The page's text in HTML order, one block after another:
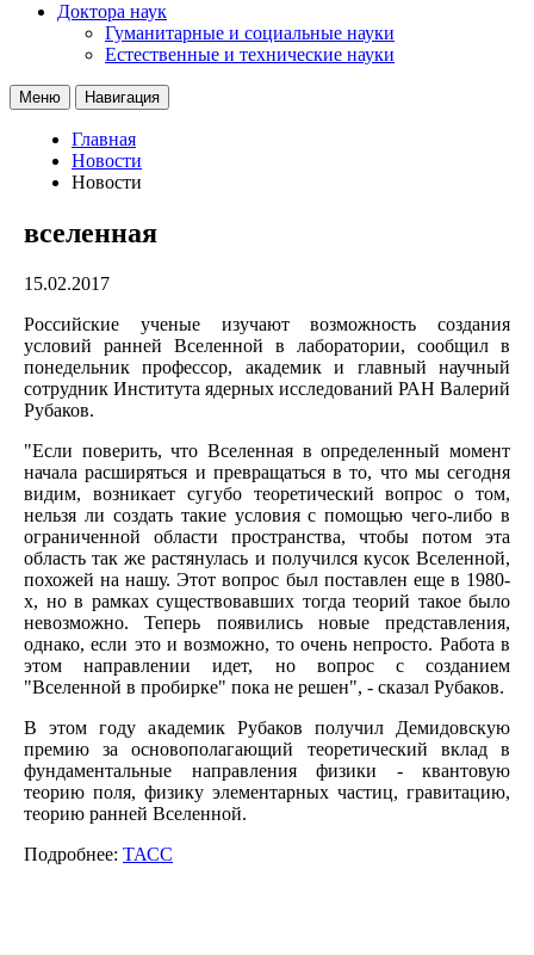
Доктора наук
Гуманитарные и социальные науки
Естественные и технические науки
Меню Навигация
Главная
Новости
Новости
вселенная
15.02.2017
Российские ученые изучают возможность создания
условий ранней Вселенной в лаборатории, сообщил в
понедельник профессор, академик и главный научный
сотрудник Института ядерных исследований РАН Валерий
Рубаков.
"Если поверить, что Вселенная в определенный момент
начала расширяться и превращаться в то, что мы сегодня
видим, возникает сугубо теоретический вопрос о том,
нельзя ли создать такие условия с помощью чего-либо в
ограниченной области пространства, чтобы потом эта
область так же растянулась и получился кусок Вселенной,
похожей на нашу. Этот вопрос был поставлен еще в 1980-
х, но в рамках существовавших тогда теорий такое было
невозможно. Теперь появились новые представления,
однако, если это и возможно, то очень непросто. Работа в
этом направлении идет, но вопрос с созданием
"Вселенной в пробирке" пока не решен", - сказал Рубаков.
В этом году академик Рубаков получил Демидовскую
премию за основополагающий теоретический вклад в
фундаментальные направления физики - квантовую
теорию поля, физику элементарных частиц, гравитацию,
теорию ранней Вселенной.
Подробнее: ТАСС